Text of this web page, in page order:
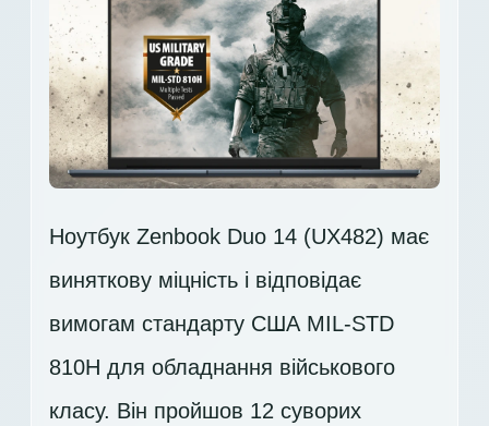
Ноутбук Zenbook Duo 14 (UX482) має
виняткову міцність і відповідає
вимогам стандарту США MIL-STD
810H для обладнання військового
класу. Він пройшов 12 суворих